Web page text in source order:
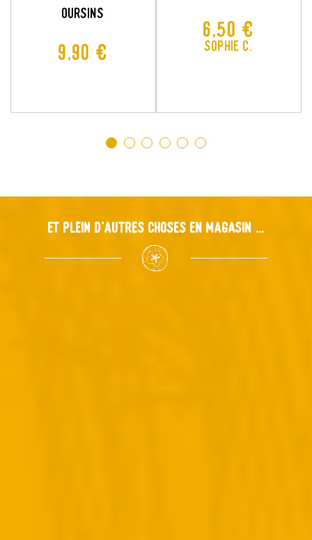
OURSINS
Prix
9,90 €
Prix
6,50 €
Sophie C.
Et plein d'autres choses en magasin ...